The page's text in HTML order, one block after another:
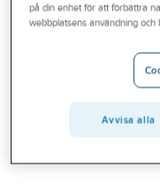
Branscher
på din enhet för att förbättra
webbplatsens användning och
Avvisa alla